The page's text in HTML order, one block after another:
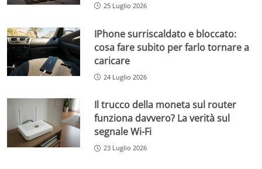
25 Luglio 2026
IPhone surriscaldato e bloccato:
cosa fare subito per farlo tornare a
caricare
24 Luglio 2026
Il trucco della moneta sul router
funziona davvero? La verità sul
segnale Wi-Fi
23 Luglio 2026